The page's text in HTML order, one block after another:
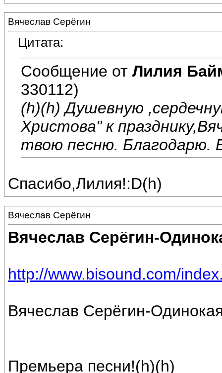
Вячеслав Серёгин
Цитата:
Сообщение от Лилия
330112)
(h)(h) Душевную
Христова" к
твою песню. Благодарю.
Спасибо,Лилия!:D(h)
Вячеслав Серёгин
Вячеслав Серёгин-
http://www.bisound.com/
Вячеслав Серёгин-
Премьера песни!(h)(h)